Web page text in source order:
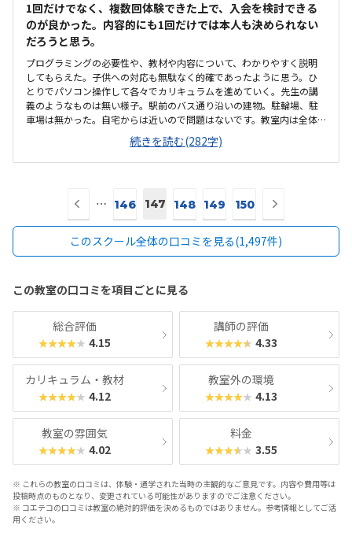
1回だけでなく、複数回体験できた上で、入会を検討できる
のが良かった。内容的にも1回だけでは本人も決められない
だろうと思う。
プログラミングの必要性や、教材や内容について、わかりやすく説明
してもらえた。子供への対応も無駄なく的確であったように思う。ひ
とりでパソコン操作して各々でカリキュラムを進めていく。先生の講
義のようなものは無い様子。駅前のバス通り沿いの建物。駐輪場、駐
車場は無かった。自宅からは近いので問題はないです。教室内は全体
的に清潔感はあった。机などの設備もきれいな印象を持った。換気も
していた。妥当な料金だと思うが、ひとりでカリキュラムを進めてい
く方式なので、直接先生の指導を受けられればより満足かと思う。教
続きを読む(282字)
前
ペ
ー
⋯ 146 147 148 149 150
次
ペ
ー
このスクール全体の口コミを見る(1,497件)
この教室の口コミを項目ごとに見る
総合評価
★★★★★ 4.15
講師の評価
★★★★★ 4.33
カリキュラム・教材
★★★★★ 4.12
教室外の環境
★★★★★ 4.13
教室の雰囲気
★★★★★ 4.02
料金
★★★★★ 3.55
※ これらの教室の口コミは、体験・通学された当時の主観的なご意見です。内容や費用等は
投稿時点のものとなり、変更されている可能性がありますのでご注意ください。
※ コエテコの口コミは教室の絶対的評価を決めるものではありません。参考情報としてご活
用ください。